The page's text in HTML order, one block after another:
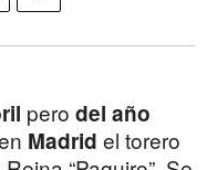
pero del año
Madrid el torero